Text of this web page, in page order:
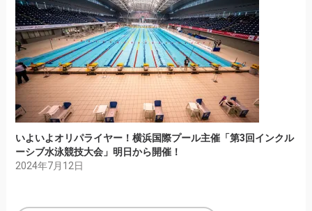
いよいよオリパライヤー！横浜国際プール主催「第3回インクル
ーシブ水泳競技大会」明日から開催！
2024年7月12日